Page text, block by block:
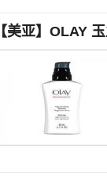
【美亚】OLAY